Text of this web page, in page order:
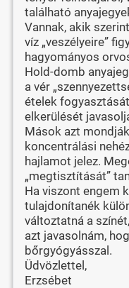
található
Vannak, akik
víz „veszélyeire”
hagyományos
Hold-domb
a vér
ételek
elkerülését
Mások azt
koncentrálási
hajlamot jelez.
„megtisztítását”
Ha viszont engem
tulajdonítanék
változtatná a
azt javasolnám,
bőrgyógyásszal.
Üdvözlettel,
Erzsébet